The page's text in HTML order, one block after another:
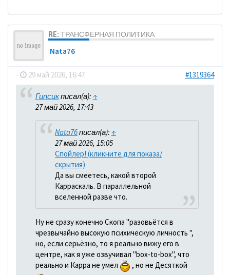
RE: ТРАНСФЕРНАЯ ПОЛИТИКА
Nata76
- 29 май 2026, 16:47 #1319364
Гипсикписал(а): ↑
27 май 2026, 17:43
Nata76писал(а): ↑
27 май 2026, 15:05
Спойлер! (кликните для показа/
скрытия)
Да вы смеетесь, какой второй
Карраскаль. В параллельной
вселенной разве что.
Ну не сразу конечно Скопа "разовьётся в
чрезвычайно высокую психическую личность ",
но, если серьёзно, то я реально вижу его в
центре, как я уже озвучивал "box-to-box", что
реально и Карра не умел
, но не Десяткой